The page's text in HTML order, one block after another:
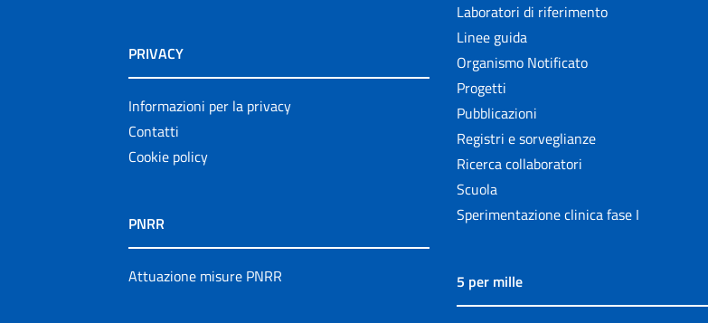
PRIVACY
Informazioni per la privacy
Contatti
Cookie policy
PNRR
Attuazione misure PNRR
Laboratori di riferimento
Linee guida
Organismo Notificato
Progetti
Pubblicazioni
Registri e sorveglianze
Ricerca collaboratori
Scuola
Sperimentazione clinica fase I
5 per mille